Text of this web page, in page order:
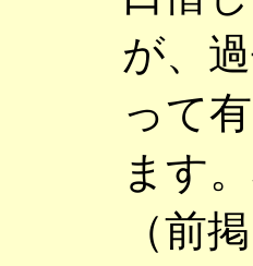
が、
って
ます
（前